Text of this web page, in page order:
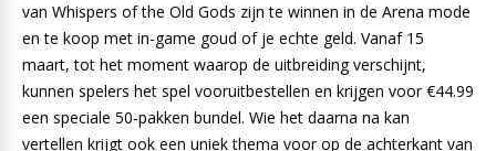
van Whispers of the Old Gods zijn te winnen in de Arena mode
en te koop met in-game goud of je echte geld. Vanaf 15
maart, tot het moment waarop de uitbreiding verschijnt,
kunnen spelers het spel vooruitbestellen en krijgen voor €44.99
een speciale 50-pakken bundel. Wie het daarna na kan
vertellen krijgt ook een uniek thema voor op de achterkant van